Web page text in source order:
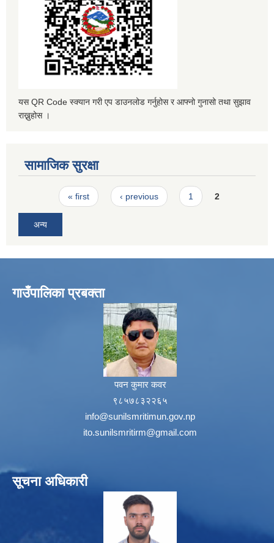
यस QR Code स्क्यान गरी एप डाउनलोड गर्नुहोस र आफ्नो गुनासो तथा सुझाव
राख्नुहोस ।
सामाजिक सुरक्षा
Pages« first ‹ previous 1 2
अन्य
गाउँपालिका प्रबक्ता
पवन कुमार कवर
९८५७८३२२६५
info@sunilsmritimun.gov.np
ito.sunilsmritirm@gmail.com
सूचना अधिकारी